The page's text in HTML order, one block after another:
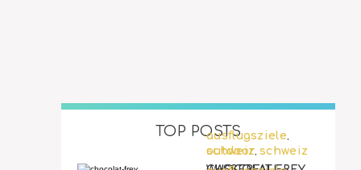
TOP POSTSausflugsziele
schweiz
outdoor ,schweiz